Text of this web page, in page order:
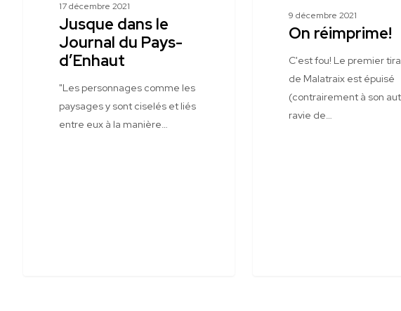
17 décembre 2021
Jusque dans le
Journal du Pays-
d’Enhaut
"Les personnages comme les
paysages y sont ciselés et liés
entre eux à la manière…
9 décembre 2021
On réimprime!
C'est fou! Le premier
de Malatraix est épuisé
(contrairement à son
ravie de…